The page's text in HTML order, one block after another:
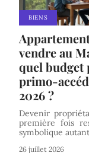
BIENS
vendre au
quel budget
primo-
2026 ?
Devenir
première fois
symbolique
26 juillet 2026